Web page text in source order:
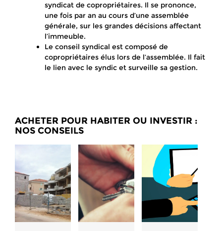
syndicat de copropriétaires. Il se prononce,
une fois par an au cours d’une assemblée
générale, sur les grandes décisions affectant
l’immeuble.
Le conseil syndical est composé de
copropriétaires élus lors de l’assemblée. Il fait
le lien avec le syndic et surveille sa gestion.
ACHETER POUR HABITER OU INVESTIR :
NOS CONSEILS